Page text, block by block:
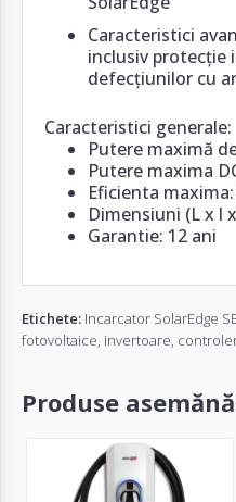
Caracteristici
inclusiv protecție
defecțiunilor cu
Caracteristici generale:
Putere maximă
Putere maxima
Eficienta maxima:
Dimensiuni (L x l
Garantie: 12 ani
Etichete: Incarcator SolarEdge
fotovoltaice invertoare
Produse